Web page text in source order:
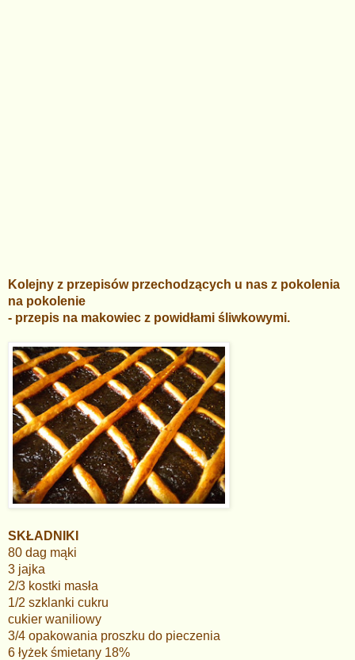
Kolejny z przepisów przechodzących u nas z pokolenia
na pokolenie
- przepis na makowiec z powidłami śliwkowymi.
SKŁADNIKI
80 dag mąki
3 jajka
2/3 kostki masła
1/2 szklanki cukru
cukier waniliowy
3/4 opakowania proszku do pieczenia
6 łyżek śmietany 18%